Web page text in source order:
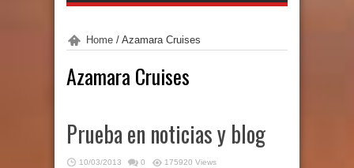
Home / Azamara Cruises
Azamara Cruises
Prueba en noticias y blog
10/03/2013 0 175920 Views